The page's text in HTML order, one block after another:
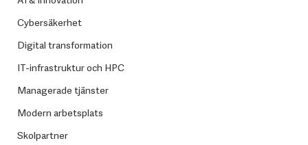
Cybersäkerhet
Digital transformation
IT-infrastruktur och HPC
Managerade tjänster
Modern arbetsplats
Skolpartner